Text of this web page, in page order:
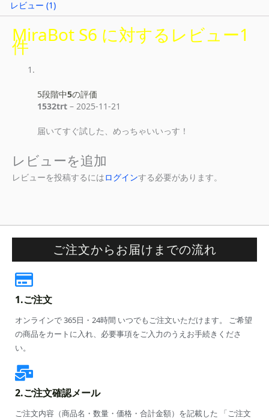
レビュー (1)
MiraBot S6 に対するレビュー1
件
5段階中5の評価
1532trt – 2025-11-21
届いてすぐ試した、めっちゃいいっす！
レビューを追加
レビューを投稿するにはログインする必要があります。
ご注文からお届けまでの流れ
1.ご注文
オンラインで 365日・24時間 いつでもご注文いただけます。 ご希望
の商品をカートに入れ、必要事項をご入力のうえお手続きくださ
い。
2.ご注文確認メール
ご注文内容（商品名・数量・価格・合計金額）を記載した 「ご注文